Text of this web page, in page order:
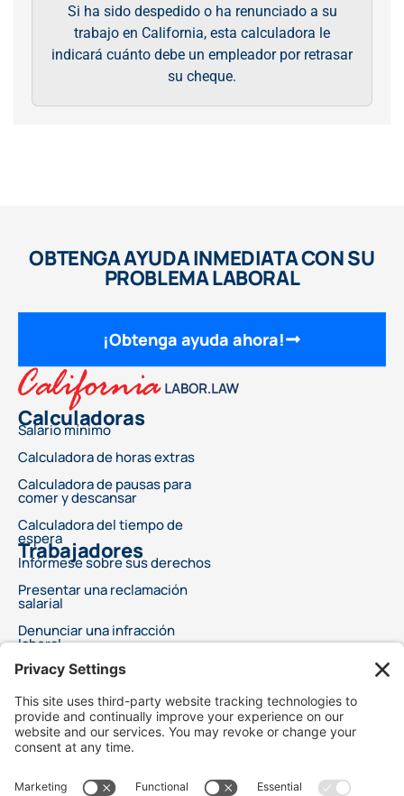
Si ha sido despedido o ha renunciado a su
trabajo en California, esta calculadora le
indicará cuánto debe un empleador por retrasar
su cheque.
OBTENGA AYUDA INMEDIATA CON SU
PROBLEMA LABORAL
¡Obtenga ayuda ahora!
Calculadoras
Salario mínimo
Calculadora de horas extras
Calculadora de pausas para
comer y descansar
Calculadora del tiempo de
espera
Trabajadores
Infórmese sobre sus derechos
Presentar una reclamación
salarial
Denunciar una infracción
laboral
para su problema legal. Cada caso es diferente y los resultados dependen de leyes,
no debe basarse únicamente en anuncios. Le recomendamos que solicite
información gratuita sobre las cualificaciones y la experiencia de su abogado. Este
anuncio no sugiere servicios legales superiores en comparación con otros abogados.
Tampoco afirma que los abogados sean especialistas certificados o expertos en
ningún campo legal. Los servicios legales solo comenzarán después de un acuerdo
resultado de ningún caso y no es responsable de la conducta de nuestros abogados
publicitarios y/o bufetes de abogados.